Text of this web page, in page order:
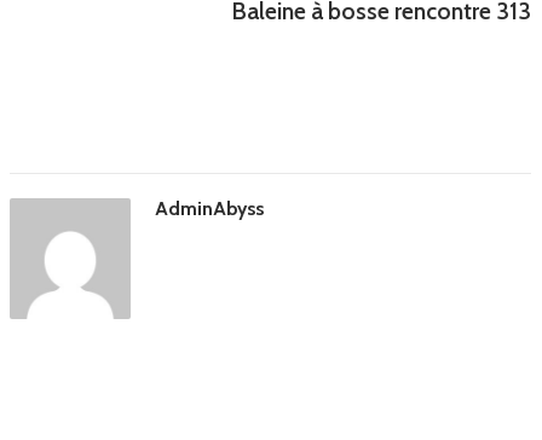
Baleine à bosse rencontre 313
AdminAbyss